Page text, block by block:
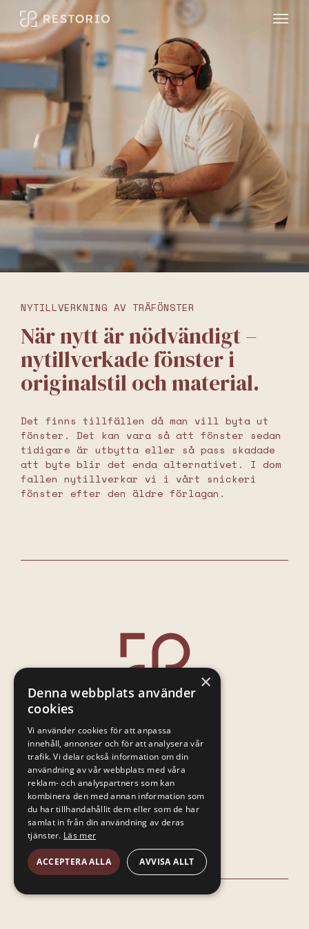
NYTILLVERKNING AV TRÄFÖNSTER
När nytt är nödvändigt –
nytillverkade fönster i
originalstil och material.
Det finns tillfällen då man vill byta ut
fönster. Det kan vara så att fönster sedan
tidigare är utbytta eller så pass skadade
att byte blir det enda alternativet. I dom
fallen nytillverkar vi i vårt snickeri
fönster efter den äldre förlagan.
Restorio AB
Marieholmsgatan 52
415 02 Göteborg
×
Denna webbplats använder
cookies
Vi använder cookies för att anpassa
innehåll, annonser och för att analysera vår
trafik. Vi delar också information om din
användning av vår webbplats med våra
reklam- och analyspartners som kan
kombinera den med annan information som
du har tillhandahållit dem eller som de har
samlat in från din användning av deras
tjänster. Läs mer
ACCEPTERA ALLA AVVISA ALLT